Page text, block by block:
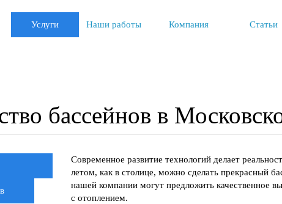
Услуги Наши работы Компания Статьи
бассейнов в
Современное развитие технологий делает
летом, как в столице, можно сделать прекрасный
нашей компании могут предложить качественное
с отоплением.